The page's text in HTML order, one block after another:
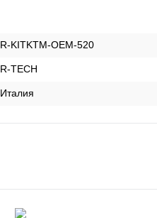
R-KITKTM-OEM-520
R-TECH
Италия